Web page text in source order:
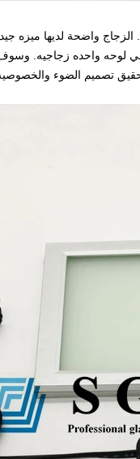
واضحة لديها ميزه
لوحه واحده زجاجيه.
تصميم الضوء